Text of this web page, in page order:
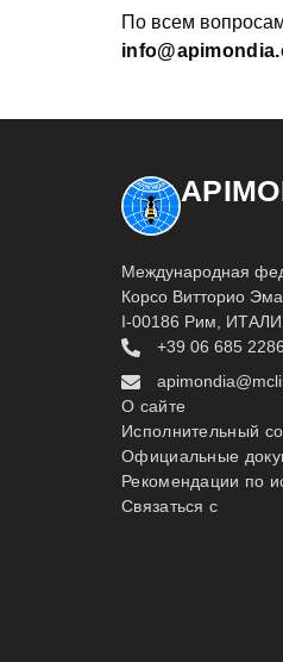
По всем
Международная
Корсо Витторио
I-00186 Рим,
+39 06 685 2286
О сайте
Исполнительный
Официальные
Рекомендации по
Связаться с